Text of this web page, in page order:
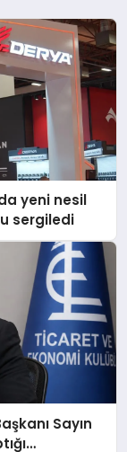
yeni nesil
sergiledi
Sayın